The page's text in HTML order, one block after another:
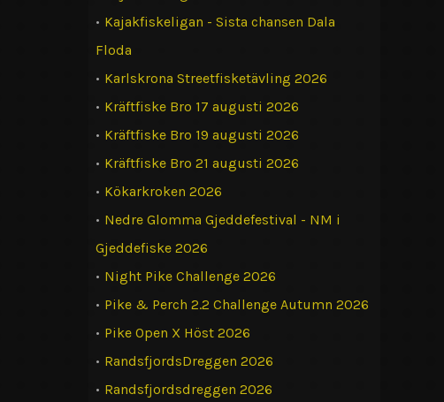
• Kajakfiskeligan - Sista chansen Dala
Floda
• Karlskrona Streetfisketävling 2026
• Kräftfiske Bro 17 augusti 2026
• Kräftfiske Bro 19 augusti 2026
• Kräftfiske Bro 21 augusti 2026
• Kökarkroken 2026
• Nedre Glomma Gjeddefestival - NM i
Gjeddefiske 2026
• Night Pike Challenge 2026
• Pike & Perch 2.2 Challenge Autumn 2026
• Pike Open X Höst 2026
• RandsfjordsDreggen 2026
• Randsfjordsdreggen 2026